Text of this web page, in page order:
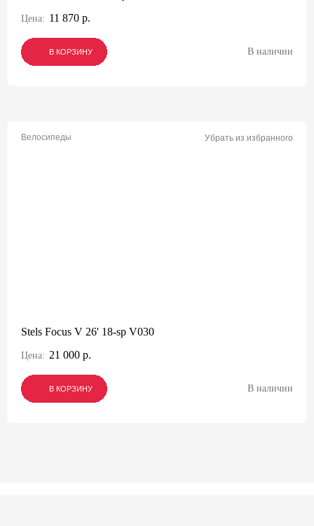
Цена: 11 870 р.
В КОРЗИНУ
В КОРЗИНУ
В КОРЗИНУ В наличии
Велосипеды Убрать из избранного
Stels Focus V 26' 18-sp V030
Цена: 21 000 р.
В КОРЗИНУ
В КОРЗИНУ
В КОРЗИНУ В наличии